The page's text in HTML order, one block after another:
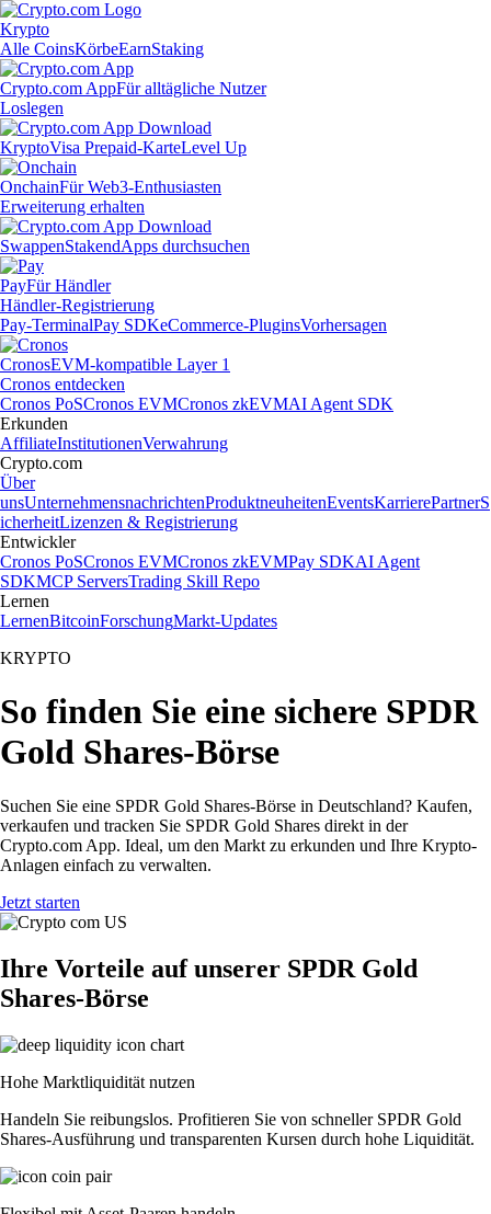
Krypto
Alle CoinsKörbeEarnStaking
Crypto.com AppFür alltägliche Nutzer
Loslegen
KryptoVisa Prepaid-KarteLevel Up
OnchainFür Web3-Enthusiasten
Erweiterung erhalten
SwappenStakendApps durchsuchen
PayFür Händler
Händler-Registrierung
Pay-TerminalPay SDKeCommerce-PluginsVorhersagen
CronosEVM-kompatible Layer 1
Cronos entdecken
Cronos PoSCronos EVMCronos zkEVMAI Agent SDK
Erkunden
AffiliateInstitutionenVerwahrung
Crypto.com
Über
unsUnternehmensnachrichtenProduktneuheitenEventsKarrierePartnerS
icherheitLizenzen & Registrierung
Entwickler
Cronos PoSCronos EVMCronos zkEVMPay SDKAI Agent
SDKMCP ServersTrading Skill Repo
Lernen
LernenBitcoinForschungMarkt-Updates
KRYPTO
So finden Sie eine sichere SPDR
Gold Shares-Börse
Suchen Sie eine SPDR Gold Shares-Börse in Deutschland? Kaufen,
verkaufen und tracken Sie SPDR Gold Shares direkt in der
Crypto.com App. Ideal, um den Markt zu erkunden und Ihre Krypto-
Anlagen einfach zu verwalten.
Jetzt starten
Ihre Vorteile auf unserer SPDR Gold
Shares-Börse
Hohe Marktliquidität nutzen
Handeln Sie reibungslos. Profitieren Sie von schneller SPDR Gold
Shares-Ausführung und transparenten Kursen durch hohe Liquidität.